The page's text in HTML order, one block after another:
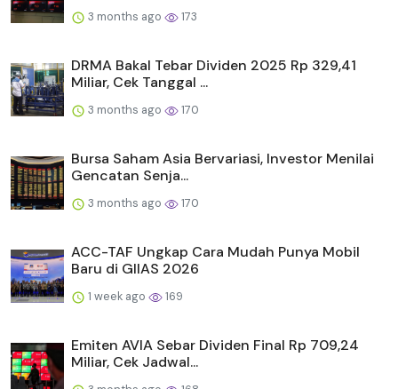
3 months ago 173
DRMA Bakal Tebar Dividen 2025 Rp 329,41
Miliar, Cek Tanggal ...
3 months ago 170
Bursa Saham Asia Bervariasi, Investor Menilai
Gencatan Senja...
3 months ago 170
ACC-TAF Ungkap Cara Mudah Punya Mobil
Baru di GIIAS 2026
1 week ago 169
Emiten AVIA Sebar Dividen Final Rp 709,24
Miliar, Cek Jadwal...